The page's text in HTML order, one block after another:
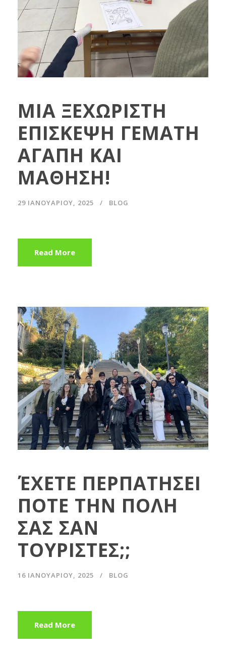
ΜΙΑ ΞΕΧΩΡΙΣΤΗ
ΕΠΙΣΚΕΨΗ ΓΕΜΑΤΗ
ΑΓΑΠΗ ΚΑΙ
ΜΑΘΗΣΗ!
29 ΙΑΝΟΥΑΡΊΟΥ, 2025 BLOG
Read More
ΈΧΕΤΕ ΠΕΡΠΑΤΗΣΕΙ
ΠΟΤΕ ΤΗΝ ΠΟΛΗ
ΣΑΣ ΣΑΝ
ΤΟΥΡΙΣΤΕΣ;;
16 ΙΑΝΟΥΑΡΊΟΥ, 2025 BLOG
Read More